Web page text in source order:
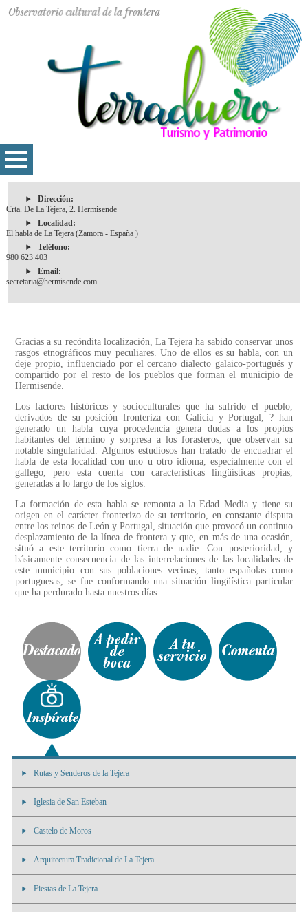
Dirección:
Crta. De La Tejera, 2. Hermisende
Localidad:
El habla de La Tejera (Zamora - España )
Teléfono:
980 623 403
Email:
secretaria@hermisende.com
Gracias a su recóndita localización, La Tejera ha sabido conservar unos
rasgos etnográficos muy peculiares. Uno de ellos es su habla, con un
deje propio, influenciado por el cercano dialecto galaico-portugués y
compartido por el resto de los pueblos que forman el municipio de
Hermisende.
Los factores históricos y socioculturales que ha sufrido el pueblo,
derivados de su posición fronteriza con Galicia y Portugal, ? han
generado un habla cuya procedencia genera dudas a los propios
habitantes del término y sorpresa a los forasteros, que observan su
notable singularidad. Algunos estudiosos han tratado de encuadrar el
habla de esta localidad con uno u otro idioma, especialmente con el
gallego, pero esta cuenta con características lingüísticas propias,
generadas a lo largo de los siglos.
La formación de esta habla se remonta a la Edad Media y tiene su
origen en el carácter fronterizo de su territorio, en constante disputa
entre los reinos de León y Portugal, situación que provocó un continuo
desplazamiento de la línea de frontera y que, en más de una ocasión,
situó a este territorio como tierra de nadie. Con posterioridad, y
básicamente consecuencia de las interrelaciones de las localidades de
este municipio con sus poblaciones vecinas, tanto españolas como
portuguesas, se fue conformando una situación lingüística particular
que ha perdurado hasta nuestros días.
Rutas y Senderos de la Tejera
Iglesia de San Esteban
Castelo de Moros
Arquitectura Tradicional de La Tejera
Fiestas de La Tejera